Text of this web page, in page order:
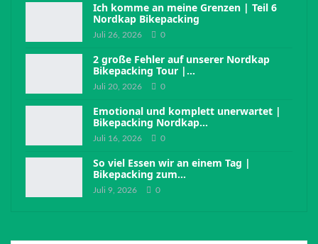
Ich komme an meine Grenzen | Teil 6
Nordkap Bikepacking
Juli 26, 2026 0
2 große Fehler auf unserer Nordkap
Bikepacking Tour |…
Juli 20, 2026 0
Emotional und komplett unerwartet |
Bikepacking Nordkap…
Juli 16, 2026 0
So viel Essen wir an einem Tag |
Bikepacking zum…
Juli 9, 2026 0